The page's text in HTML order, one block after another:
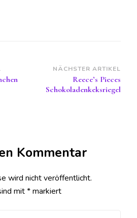
NÄCHSTER ARTIKEL
Reece’s Pieces
Schokoladenkeksriegel
Kommentar
wird nicht veröffentlicht.
mit*markiert